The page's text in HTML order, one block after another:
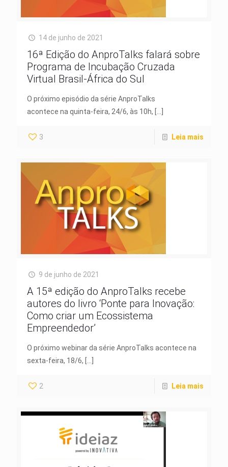
14 de junho de 2021
16ª Edição do AnproTalks falará sobre
Programa de Incubação Cruzada
Virtual Brasil-África do Sul
O próximo episódio da série AnproTalks
acontece na quinta-feira, 24/6, às 10h,
3 Leia mais
9 de junho de 2021
A 15ª edição do AnproTalks recebe
autores do livro ‘Ponte para Inovação:
Como criar um Ecossistema
Empreendedor’
O próximo webinar da série AnproTalks acontece na
sexta-feira, 18/6,
2 Leia mais